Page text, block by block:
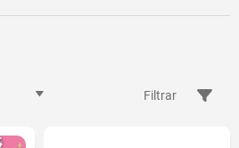
Filtrar